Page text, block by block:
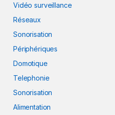
Vidéo surveillance
Réseaux
Sonorisation
Périphériques
Domotique
Telephonie
Sonorisation
Alimentation